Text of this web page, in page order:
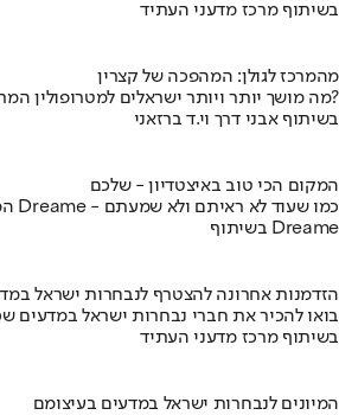
בשיתוף מרכז מדעני העתיד
מהמרכז לגולן: המהפכה של קצרין
מה מושך יותר ויותר ישראלים למטרופולין המתפתח של האזור היפה במדינה?
בשיתוף אבני דרך וי.ד ברזאני
המקום הכי טוב באיצטדיון - שלכם
המונדיאל עם מסכי Dreame - כמו שעוד לא ראיתם ולא שמעתם
בשיתוף Dreame
הזדמנות אחרונה להצטרף לנבחרות ישראל
בואו להכיר את חברי נבחרות ישראל במדעים
בשיתוף מרכז מדעני העתיד
המיונים לנבחרות ישראל במדעים בעיצומם